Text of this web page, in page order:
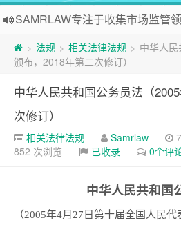
SAMRLAW专注于收集市场监管
> 法规 > 相关法律法规 > 中华人
颁布，2018年第二次修订）
中华人民共和国公务员法（
次修订）
相关法律法规 Samrlaw
852 次浏览
已收录 0个评
中华人民共和国
（2005年4月27日第十届全国人民